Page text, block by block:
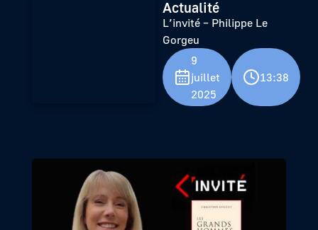
Actualité
L’invité – Philippe Le
Gorgeu
9
juillet
2025
13:38